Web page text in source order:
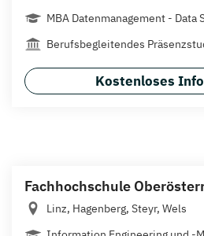
MBA Datenmanagement - Data
Berufsbegleitendes
Kostenloses
Fachhochschule
Linz, Hagenberg, Steyr, Wels